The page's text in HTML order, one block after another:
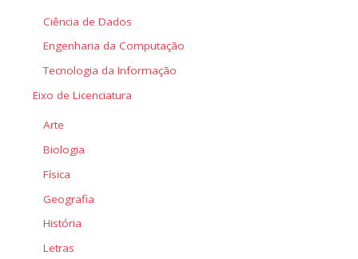
Ciência de Dados
Engenharia da Computação
Tecnologia da Informação
Eixo de Licenciatura
Arte
Biologia
Física
Geografia
História
Letras